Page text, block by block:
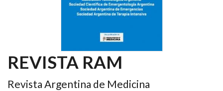
REVISTA RAM
Revista Argentina de Medicina